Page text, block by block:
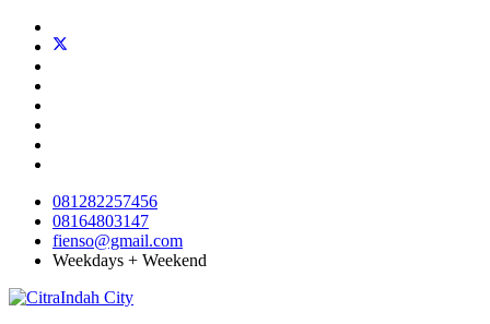
081282257456
08164803147
fienso@gmail.com
Weekdays + Weekend